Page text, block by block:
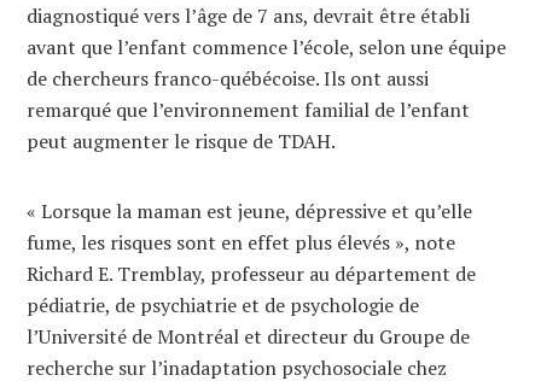
diagnostiqué vers l’âge de 7 ans, devrait être établi
avant que l’enfant commence l’école, selon une équipe
de chercheurs franco-québécoise. Ils ont aussi
remarqué que l’environnement familial de l’enfant
peut augmenter le risque de TDAH.
« Lorsque la maman est jeune, dépressive et qu’elle
fume, les risques sont en effet plus élevés », note
Richard E. Tremblay, professeur au département de
pédiatrie, de psychiatrie et de psychologie de
l’Université de Montréal et directeur du Groupe de
recherche sur l’inadaptation psychosociale chez